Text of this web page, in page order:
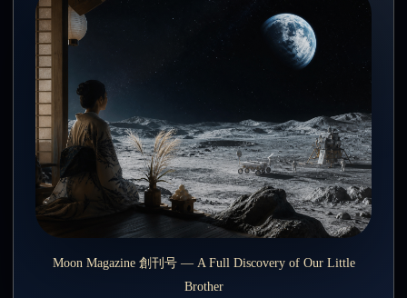
Moon Magazine 創刊号 — A Full Discovery of Our Little
Brother